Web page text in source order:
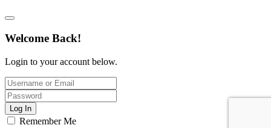
Welcome Back!
Login to your account below.
Log In
Remember Me